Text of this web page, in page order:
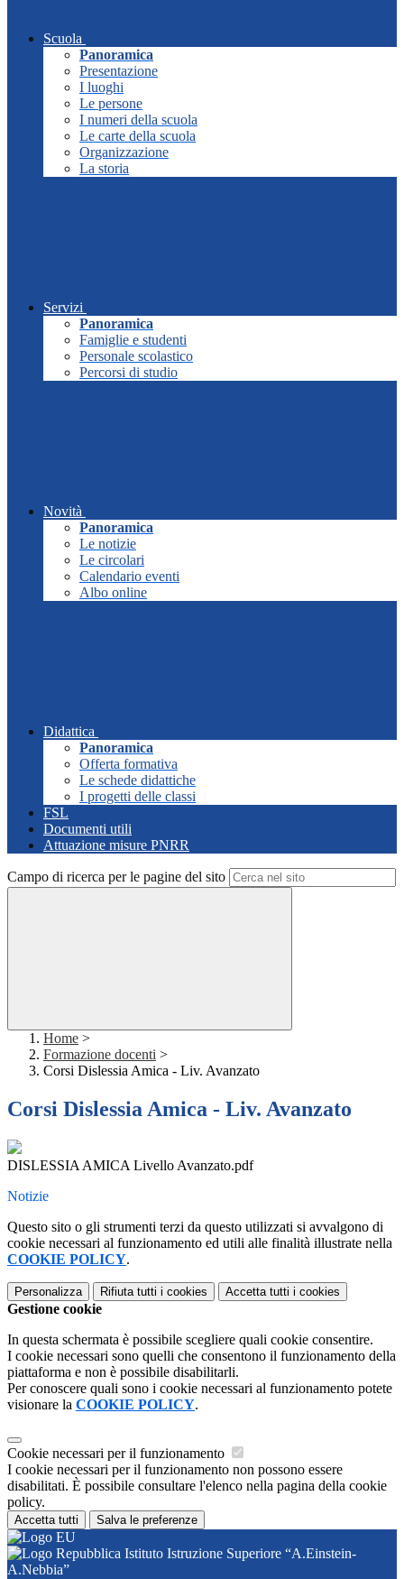
Scuola
Panoramica
Presentazione
I luoghi
Le persone
I numeri della scuola
Le carte della scuola
Organizzazione
La storia
Servizi
Panoramica
Famiglie e studenti
Personale scolastico
Percorsi di studio
Novità
Panoramica
Le notizie
Le circolari
Calendario eventi
Albo online
Didattica
Panoramica
Offerta formativa
Le schede didattiche
I progetti delle classi
FSL
Documenti utili
Attuazione misure PNRR
Campo di ricerca per le pagine del sito
Home >
Formazione docenti >
Corsi Dislessia Amica - Liv. Avanzato
Corsi Dislessia Amica - Liv. Avanzato
DISLESSIA AMICA Livello Avanzato.pdf
Notizie
Questo sito o gli strumenti terzi da questo utilizzati si avvalgono di
cookie necessari al funzionamento ed utili alle finalità illustrate nella
COOKIE POLICY.
Personalizza Rifiuta tutti i cookies Accetta tutti i cookies
Gestione cookie
In questa schermata è possibile scegliere quali cookie consentire.
I cookie necessari sono quelli che consentono il funzionamento della
piattaforma e non è possibile disabilitarli.
Per conoscere quali sono i cookie necessari al funzionamento potete
visionare la COOKIE POLICY.
Cookie necessari per il funzionamento
I cookie necessari per il funzionamento non possono essere
disabilitati. È possibile consultare l'elenco nella pagina della cookie
policy.
Accetta tutti Salva le preferenze
Istituto Istruzione Superiore “A.Einstein-
A.Nebbia”